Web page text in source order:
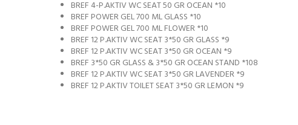
BREF 4-P.AKTIV WC SEAT 50 GR OCEAN *10
BREF POWER GEL 700 ML GLASS *10
BREF POWER GEL 700 ML FLOWER *10
BREF 12 P.AKTIV WC SEAT 3*50 GR GLASS *9
BREF 12 P.AKTIV WC SEAT 3*50 GR OCEAN *9
BREF 3*50 GR GLASS & 3*50 GR OCEAN STAND *108
BREF 12 P.AKTIV WC SEAT 3*50 GR LAVENDER *9
BREF 12 P.AKTIV TOILET SEAT 3*50 GR LEMON *9